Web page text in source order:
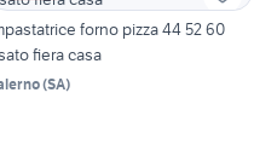
forno pizza 44 52 60
fiera casa
(SA)